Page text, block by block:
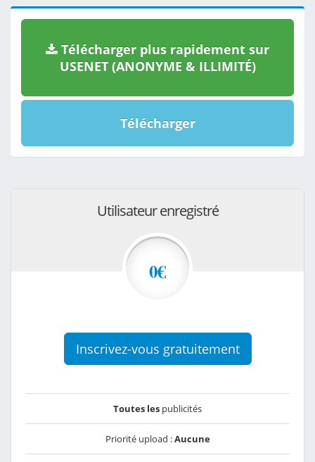
Télécharger plus rapidement sur
USENET (ANONYME & ILLIMITÉ)
Télécharger
Utilisateur enregistré
0€
Inscrivez-vous gratuitement
Toutes les publicités
Priorité upload :Aucune